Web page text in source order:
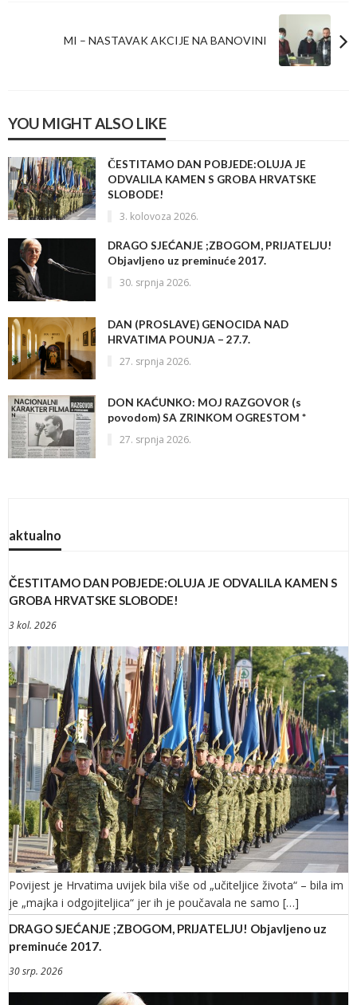
MI – NASTAVAK AKCIJE NA BANOVINI
YOU MIGHT ALSO LIKE
ČESTITAMO DAN POBJEDE:OLUJA JE
ODVALILA KAMEN S GROBA HRVATSKE
SLOBODE!
3. kolovoza 2026.
DRAGO SJEĆANJE ;ZBOGOM, PRIJATELJU!
Objavljeno uz preminuće 2017.
30. srpnja 2026.
DAN (PROSLAVE) GENOCIDA NAD
HRVATIMA POUNJA – 27.7.
27. srpnja 2026.
DON KAĆUNKO: MOJ RAZGOVOR (s
povodom) SA ZRINKOM OGRESTOM *
27. srpnja 2026.
aktualno
ČESTITAMO DAN POBJEDE:OLUJA JE ODVALILA KAMEN S
GROBA HRVATSKE SLOBODE!
3 kol. 2026
Povijest je Hrvatima uvijek bila više od „učiteljice života“ – bila im
je „majka i odgojiteljica“ jer ih je poučavala ne samo […]
DRAGO SJEĆANJE ;ZBOGOM, PRIJATELJU! Objavljeno uz
preminuće 2017.
30 srp. 2026